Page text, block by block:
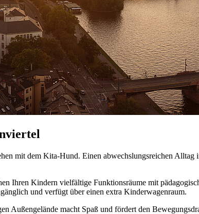
mit dem Kita-Hund. Einen abwechslungsreichen
Ihren Kindern vielfältige Funktionsräume mit
und verfügt über einen extra Kinderwagenraum.
Außengelände macht Spaß und fördert den